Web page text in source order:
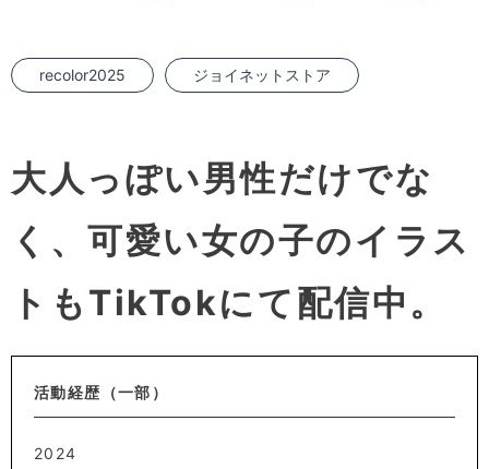
recolor2025 ジョイネットストア
大人っぽい男性だけでな
く、可愛い女の子のイラス
トもTikTokにて配信中。
活動経歴（一部）
2024